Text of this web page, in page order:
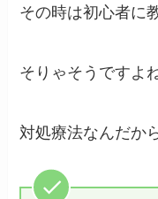
その時は初心者に
そりゃそうですよ
対処療法なんだか